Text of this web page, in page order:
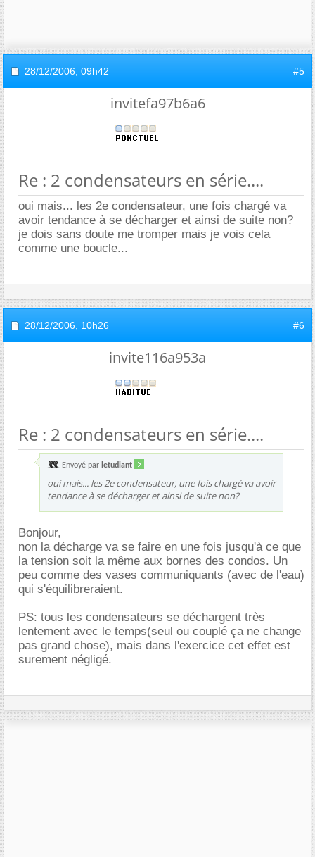
28/12/2006, 09h42 #5
invitefa97b6a6
Re : 2 condensateurs en série....
oui mais... les 2e condensateur, une fois chargé va
avoir tendance à se décharger et ainsi de suite non?
je dois sans doute me tromper mais je vois cela
comme une boucle...
28/12/2006, 10h26 #6
invite116a953a
Re : 2 condensateurs en série....
Envoyé par letudiant
oui mais... les 2e condensateur, une fois chargé va avoir
tendance à se décharger et ainsi de suite non?
Bonjour,
non la décharge va se faire en une fois jusqu'à ce que
la tension soit la même aux bornes des condos. Un
peu comme des vases communiquants (avec de l'eau)
qui s'équilibreraient.
PS: tous les condensateurs se déchargent très
lentement avec le temps(seul ou couplé ça ne change
pas grand chose), mais dans l'exercice cet effet est
surement négligé.